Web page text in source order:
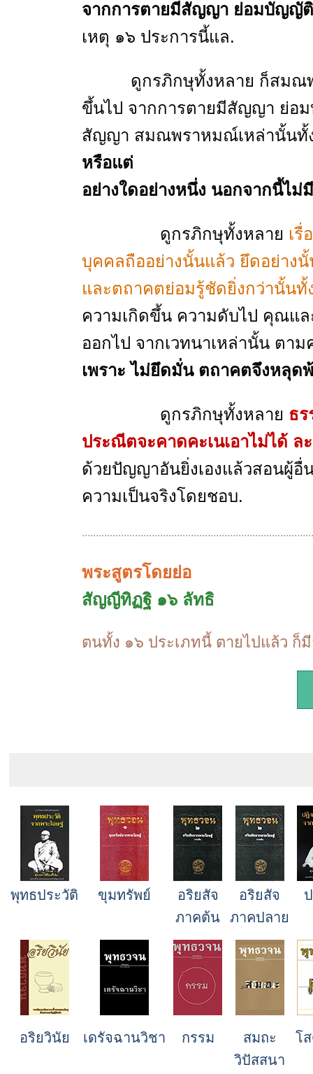
จากการตายมีสัญญา ย่อมบัญญั
เหตุ ๑๖ ประการนี้แล.
ดูกรภิกษุทั้งหลาย ก็สมณพร
ขึ้นไป จากการตายมีสัญญา ย่อ
สัญญา สมณพราหมณ์เหล่านั้นทั้
หรือแต่
อย่างใดอย่างหนึ่ง นอกจากนี้ไม่
ดูกรภิกษุทั้งหลาย เ
บุคคลถืออย่างนั้นแล้ว ยึดอย่าง
และตถาคตย่อมรู้ชัดยิ่งกว่านั้น
ความเกิดขึ้น ความดับไป คุณแล
ออกไป จากเวทนาเหล่านั้น ตา
เพราะ ไม่ยึดมั่น ตถาคตจึงหลุด
ดูกรภิกษุทั้งหลาย ธร
ประณีตจะคาดคะเนเอาไม่ได้
ด้วยปัญญาอันยิ่งเองแล้วสอนผู้อื่
ความเป็นจริงโด
พระสูตรโดยย่อ
สัญญีทิฏฐิ ๑๖ ลัทธิ
ตนทั้ง ๑๖ ประเภทนี้ ตายไปแล้ว
พุทธประวัติ ขุมทรัพย์
อริยสัจ
ภาคต้น
อริยสัจ
ภาคปลาย
อริยวินัย เดรัจฉานวิชา กรรม
สมถะ
วิปัสสนา
โ